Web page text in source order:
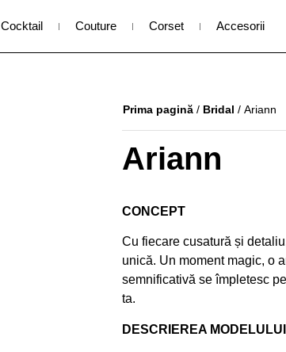
Cocktail Couture Corset Accesorii
Prima pagină/ Bridal / Ariann
Ariann
CONCEPT
Cu fiecare cusatură și
unică. Un moment magic, o
semnificativă se împletesc
ta.
DESCRIEREA MODELULUI